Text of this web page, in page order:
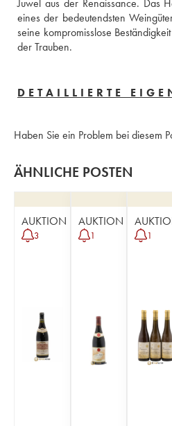
Juwel aus der Renaissance. Das
eines der bedeutendsten
seine kompromisslose
der Trauben.
DETAILLIERTE
Haben Sie ein Problem bei diesem
ÄHNLICHE POSTEN
AUKTION
3
AUKTION
1 1